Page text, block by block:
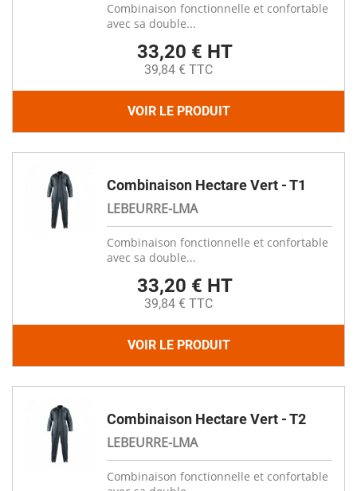
Combinaison fonctionnelle et confortable
avec sa double...
33,20 € HT
39,84 € TTC
VOIR LE PRODUIT
Combinaison Hectare Vert - T1
LEBEURRE-LMA
Combinaison fonctionnelle et confortable
avec sa double...
33,20 € HT
39,84 € TTC
VOIR LE PRODUIT
Combinaison Hectare Vert - T2
LEBEURRE-LMA
Combinaison fonctionnelle et confortable